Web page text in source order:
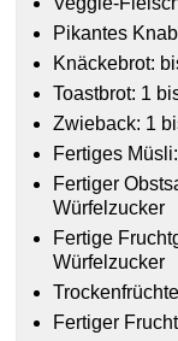
Pikantes
Knäckebrot:
Toastbrot: 1
Zwieback: 1
Fertiges
Fertiger
Würfelzucker
Fertige
Würfelzucker
Fertiger